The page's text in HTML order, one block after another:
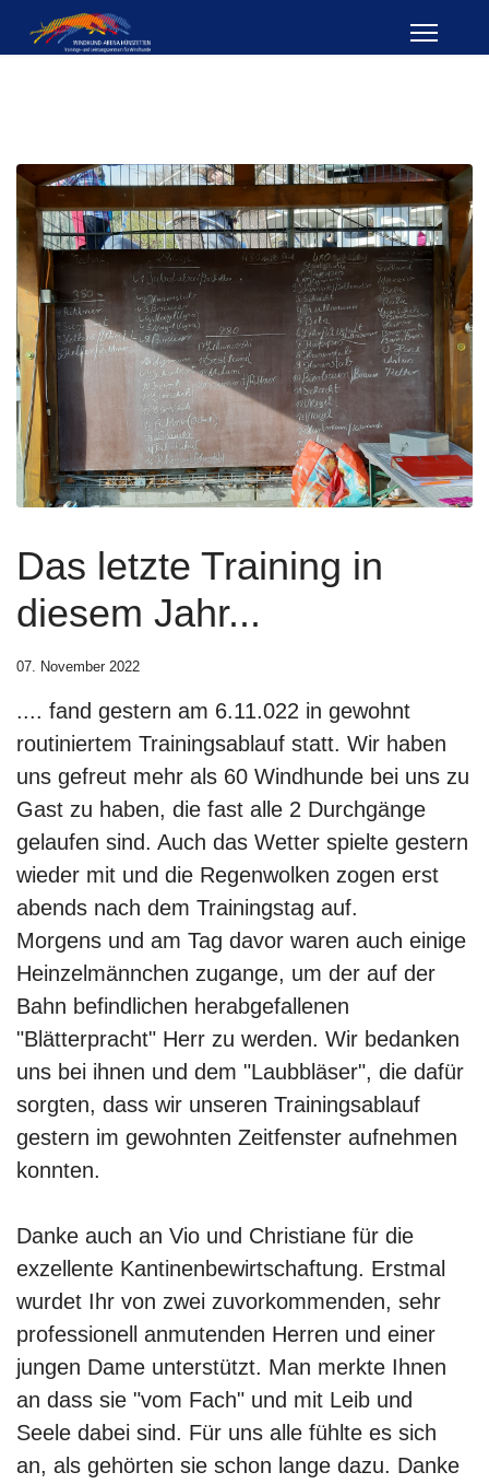
Das letzte Training in
diesem Jahr...
07. November 2022
.... fand gestern am 6.11.022 in gewohnt
routiniertem Trainingsablauf statt. Wir haben
uns gefreut mehr als 60 Windhunde bei uns zu
Gast zu haben, die fast alle 2 Durchgänge
gelaufen sind. Auch das Wetter spielte gestern
wieder mit und die Regenwolken zogen erst
abends nach dem Trainingstag auf.
Morgens und am Tag davor waren auch einige
Heinzelmännchen zugange, um der auf der
Bahn befindlichen herabgefallenen
"Blätterpracht" Herr zu werden. Wir bedanken
uns bei ihnen und dem "Laubbläser", die dafür
sorgten, dass wir unseren Trainingsablauf
gestern im gewohnten Zeitfenster aufnehmen
konnten.
Danke auch an Vio und Christiane für die
exzellente Kantinenbewirtschaftung. Erstmal
wurdet Ihr von zwei zuvorkommenden, sehr
professionell anmutenden Herren und einer
jungen Dame unterstützt. Man merkte Ihnen
an dass sie "vom Fach" und mit Leib und
Seele dabei sind. Für uns alle fühlte es sich
an, als gehörten sie schon lange dazu. Danke